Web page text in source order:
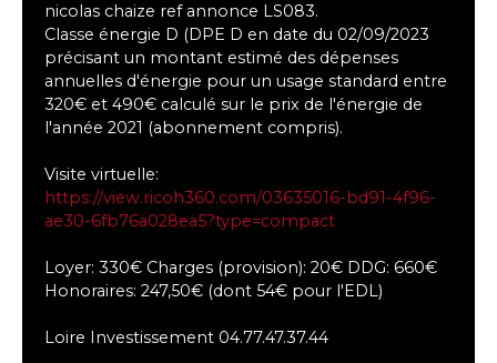
nicolas chaize ref annonce LS083.
Classe énergie D (DPE D en date du 02/09/2023
précisant un montant estimé des dépenses
annuelles d'énergie pour un usage standard entre
320€ et 490€ calculé sur le prix de l'énergie de
l'année 2021 (abonnement compris).
Visite virtuelle:
https://view.ricoh360.com/03635016-bd91-4f96-
ae30-6fb76a028ea5?type=compact
Loyer: 330€ Charges (provision): 20€ DDG: 660€
Honoraires: 247,50€ (dont 54€ pour l'EDL)
Loire Investissement 04.77.47.37.44